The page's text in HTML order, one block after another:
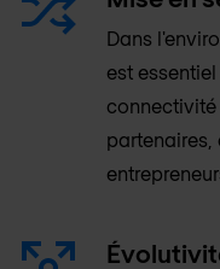
Dans
est
connectivité
partenaires,